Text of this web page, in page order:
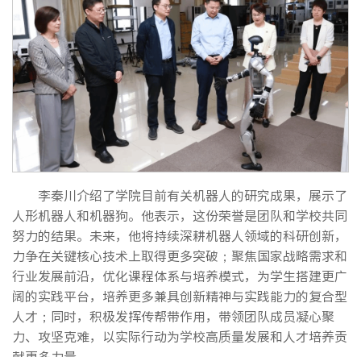
李秦川介绍了学院目前有关机器人的研究成果，展示了
人形机器人和机器狗。他表示，这份荣誉是团队和学校共同
努力的结果。未来，他将持续深耕机器人领域的科研创新，
力争在关键核心技术上取得更多突破；聚焦国家战略需求和
行业发展前沿，优化课程体系与培养模式，为学生搭建更广
阔的实践平台，培养更多兼具创新精神与实践能力的复合型
人才；同时，积极发挥传帮带作用，带领团队成员凝心聚
力、攻坚克难，以实际行动为学校高质量发展和人才培养贡